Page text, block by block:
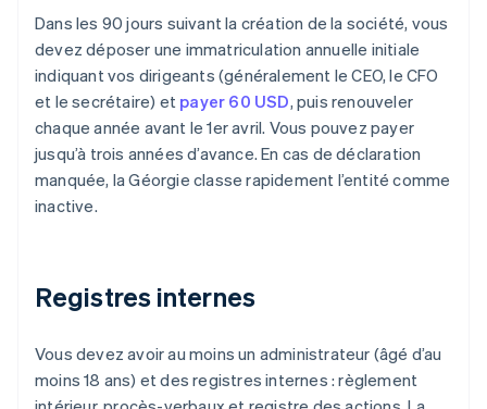
Dans les 90 jours suivant la création de la société, vous
devez déposer une immatriculation annuelle initiale
indiquant vos dirigeants (généralement le CEO, le CFO
et le secrétaire) et payer 60 USD, puis renouveler
chaque année avant le 1er avril. Vous pouvez payer
jusqu’à trois années d’avance. En cas de déclaration
manquée, la Géorgie classe rapidement l’entité comme
inactive.
Registres internes
Vous devez avoir au moins un administrateur (âgé d’au
moins 18 ans) et des registres internes : règlement